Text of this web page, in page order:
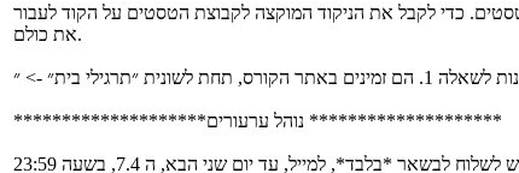
כדי לקבל את הניקוד המוקצה לקבוצת הטסטים על הקוד לעבור
את כולם.
********************נוהל ערעורים ********************